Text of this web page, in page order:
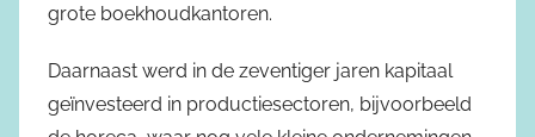
grote boekhoudkantoren.
Daarnaast werd in de zeventiger jaren kapitaal
geïnvesteerd in productiesectoren, bijvoorbeeld